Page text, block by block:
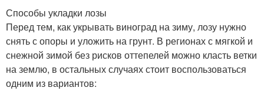
Способы укладки лозы
Перед тем, как укрывать виноград на зиму, лозу нужно
снять с опоры и уложить на грунт. В регионах с мягкой и
снежной зимой без рисков оттепелей можно класть ветки
на землю, в остальных случаях стоит воспользоваться
одним из вариантов: